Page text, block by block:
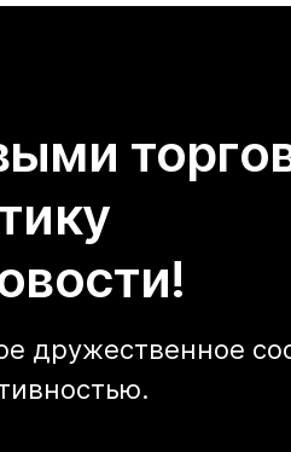
дружественное